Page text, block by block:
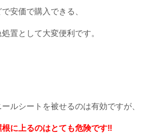
安価で購入できる、
置として大変便利です。
ルシートを被せるのは有効ですが、
に上るのはとても危険です‼